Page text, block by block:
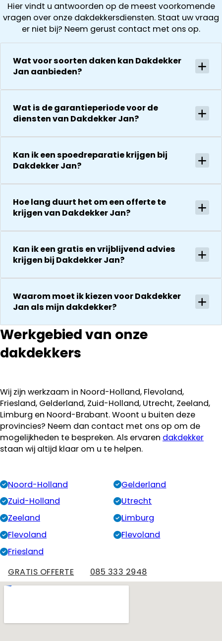
Hier vindt u antwoorden op de meest voorkomende
vragen over onze dakdekkersdiensten. Staat uw vraag
er niet bij? Neem gerust contact met ons op.
Wat voor soorten daken kan Dakdekker
Jan aanbieden?
Wat is de garantieperiode voor de
diensten van Dakdekker Jan?
Kan ik een spoedreparatie krijgen bij
Dakdekker Jan?
Hoe lang duurt het om een offerte te
krijgen van Dakdekker Jan?
Kan ik een gratis en vrijblijvend advies
krijgen bij Dakdekker Jan?
Waarom moet ik kiezen voor Dakdekker
Jan als mijn dakdekker?
Werkgebied van onze
dakdekkers
Wij zijn werkzaam in Noord-Holland, Flevoland,
Friesland, Gelderland, Zuid-Holland, Utrecht, Zeeland,
Limburg en Noord-Brabant. Woont u buiten deze
provincies? Neem dan contact met ons op om de
mogelijkheden te bespreken. Als ervaren dakdekker
staan wij altijd klaar om u te helpen.
Noord-Holland
Gelderland
Zuid-Holland
Utrecht
Zeeland
Limburg
Flevoland
Flevoland
Friesland
GRATIS OFFERTE
085 333 2948